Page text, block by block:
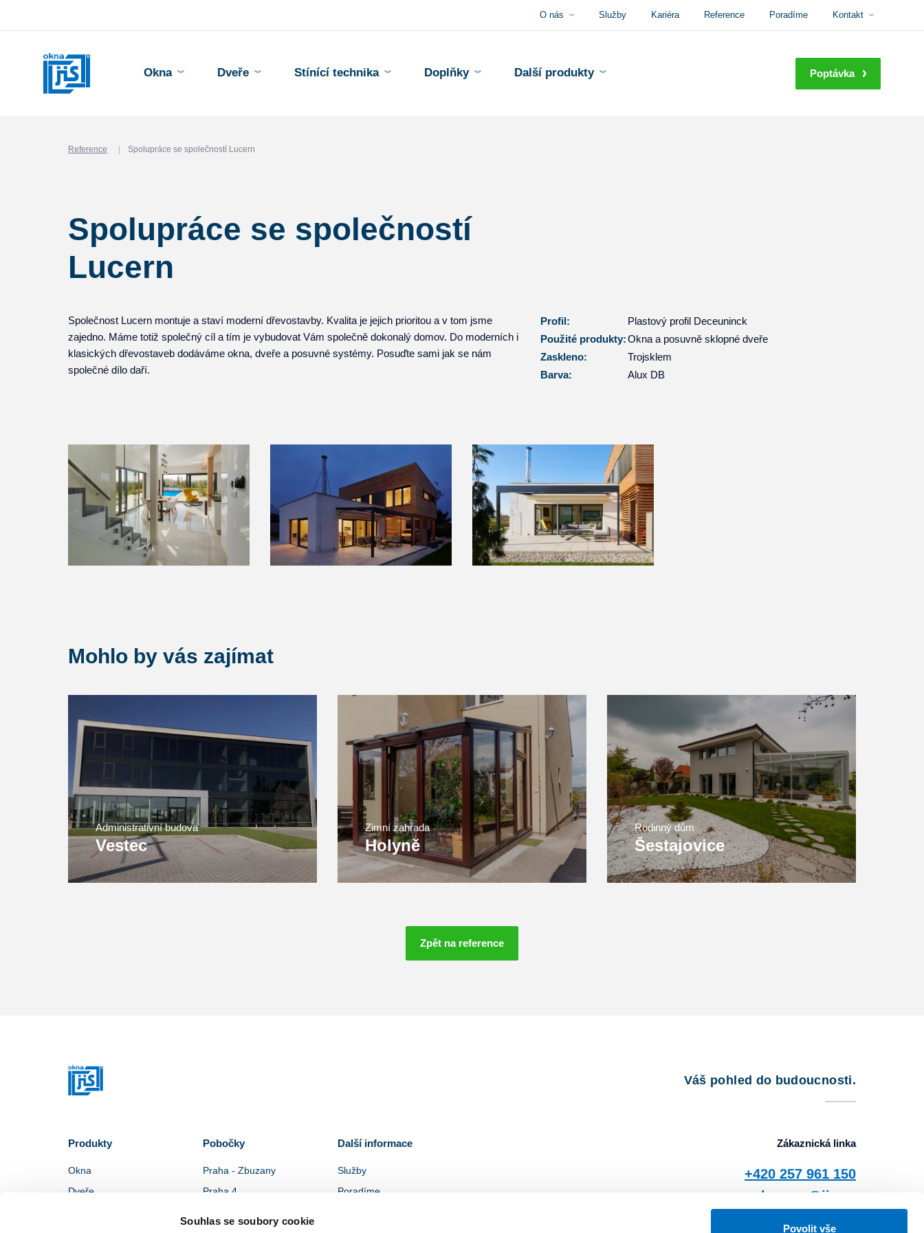
Souhlas se soubory cookie
Povolit vše
O nás Služby Kariéra Reference Poradíme Kontakt
Okna Dveře Stínící technika Doplňky Další produkty Poptávka
Reference Spolupráce se společností Lucern
Spolupráce se společností
Lucern
Společnost Lucern montuje a staví moderní dřevostavby. Kvalita je jejich prioritou a v tom jsme
zajedno. Máme totiž společný cíl a tím je vybudovat Vám společně dokonalý domov. Do moderních i
klasických dřevostaveb dodáváme okna, dveře a posuvné systémy. Posuďte sami jak se nám
společné dílo daří.
Profil:
Plastový profil Deceuninck
Použité produkty:Okna a posuvně sklopné dveře
Zaskleno:
Trojsklem
Barva:
Alux DB
Mohlo by vás zajímat
Administrativní budova
Vestec
Zimní zahrada
Holyně
Rodinný dům
Šestajovice
Zpět na reference
Váš pohled do budoucnosti.
Produkty
Okna
Dveře
Pobočky
Praha - Zbuzany
Praha 4
Další informace
Služby
Poradíme
Zákaznická linka
+420 257 961 150
zbuzany@jis.cz